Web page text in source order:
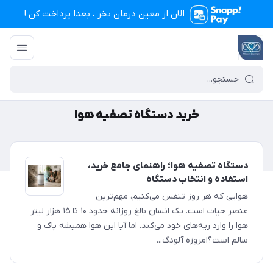
الان از معین درمان بخر ، بعدا پرداخت کن !
تجهیزات پزشکی معین درمان
خرید دستگاه تصفیه هوا
دستگاه تصفیه هوا؛ راهنمای جامع خرید،
استفاده و انتخاب دستگاه
هوایی که هر روز تنفس می‌کنیم، مهم‌ترین
عنصر حیات است. یک انسان بالغ روزانه حدود ۱۰ تا ۱۵ هزار لیتر
هوا را وارد ریه‌های خود می‌کند. اما آیا این هوا همیشه پاک و
سالم است؟امروزه آلودگ...